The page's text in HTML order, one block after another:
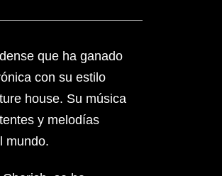
que ha ganado
con su estilo
house. Su música
y melodías
mundo.